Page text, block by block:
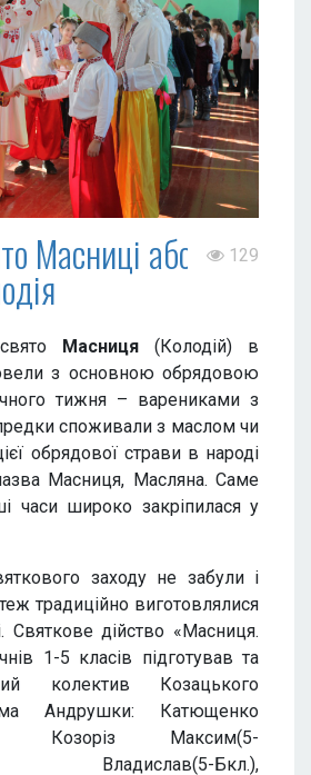
Масниці або 129
Масниця (Колодій) в
з основною обрядовою
тижня – варениками з
споживали з маслом чи
обрядової страви в народі
Масниця, Масляна. Саме
часи широко закріпилася у
заходу не забули і
традиційно виготовлялися
Святкове дійство «Масниця.
1-5 класів підготував та
колектив Козацького
Андрушки: Катющенко
Козоріз Максим(5-
Владислав(5-Бкл.),